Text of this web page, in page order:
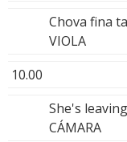
Chova fina
VIOLA
10.00
She's
CÁMARA